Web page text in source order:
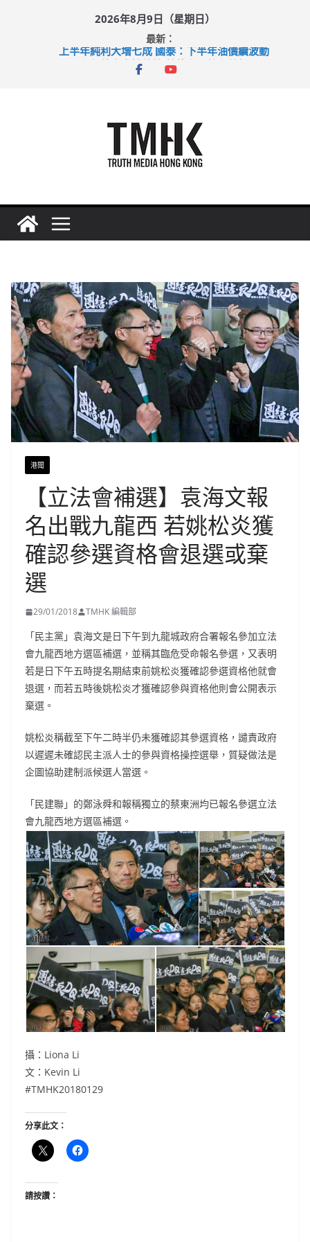
2026年8月9日（星期日）
最新：
上半年純利大增七成 國泰：下半年油價續波動
拜仁熱身賽挫維拉 啟德主場館奪錦標
港聞
【立法會補選】袁海文報
名出戰九龍西 若姚松炎獲
確認參選資格會退選或棄
選
29/01/2018 TMHK 編輯部
「民主黨」袁海文是日下午到九龍城政府合署報名參加立法
會九龍西地方選區補選，並稱其臨危受命報名參選，又表明
若是日下午五時提名期結束前姚松炎獲確認參選資格他就會
退選，而若五時後姚松炎才獲確認參與資格他則會公開表示
棄選。
姚松炎稱截至下午二時半仍未獲確認其參選資格，譴責政府
以遲遲未確認民主派人士的參與資格操控選舉，質疑做法是
企圖協助建制派候選人當選。
「民建聯」的鄭泳舜和報稱獨立的蔡東洲均已報名參選立法
會九龍西地方選區補選。
攝：Liona Li
文：Kevin Li
#TMHK20180129
分享此文：
請按讚：